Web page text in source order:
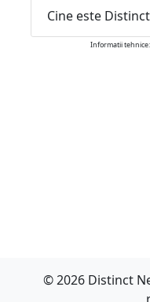
Cine este
Informatii tehnice:
© 2026 Distinct